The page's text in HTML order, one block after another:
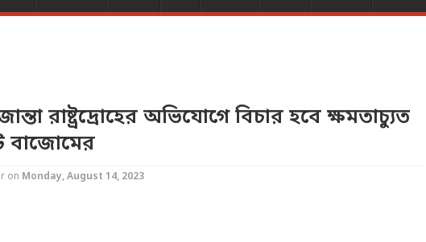
রাষ্ট্রদ্রোহের অভিযোগে বিচার হবে ক্ষমতাচ্যুত
বাজোমের
on Monday, August 14, 2023